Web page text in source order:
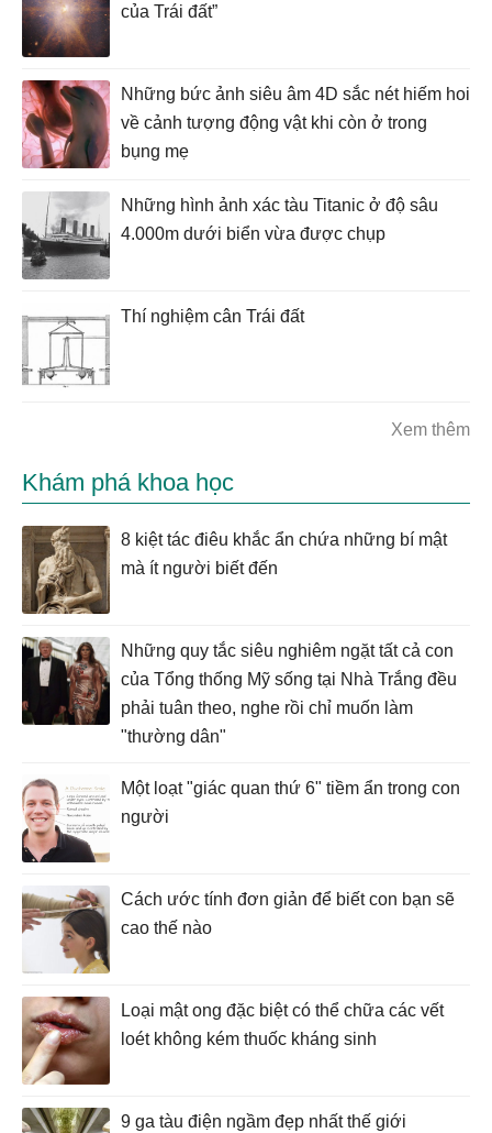
của Trái đất”
Những bức ảnh siêu âm 4D sắc nét hiếm hoi
về cảnh tượng động vật khi còn ở trong
bụng mẹ
Những hình ảnh xác tàu Titanic ở độ sâu
4.000m dưới biển vừa được chụp
Thí nghiệm cân Trái đất
Xem thêm
Khám phá khoa học
8 kiệt tác điêu khắc ẩn chứa những bí mật
mà ít người biết đến
Những quy tắc siêu nghiêm ngặt tất cả con
của Tổng thống Mỹ sống tại Nhà Trắng đều
phải tuân theo, nghe rồi chỉ muốn làm
"thường dân"
Một loạt "giác quan thứ 6" tiềm ẩn trong con
người
Cách ước tính đơn giản để biết con bạn sẽ
cao thế nào
Loại mật ong đặc biệt có thể chữa các vết
loét không kém thuốc kháng sinh
9 ga tàu điện ngầm đẹp nhất thế giới